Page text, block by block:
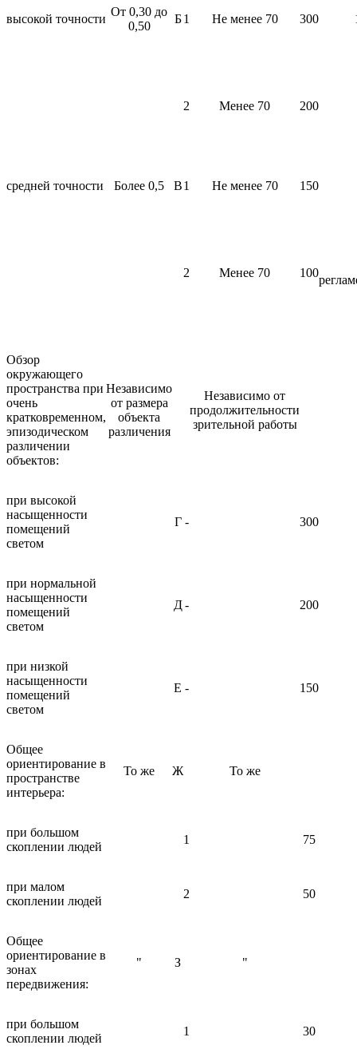
высокой точности
От 0,30 до
0,50
Б 1 Не менее 70 300
2 Менее 70 200
средней точности Более 0,5 В1 Не менее 70 150
2 Менее 70 100
Обзор
окружающего
пространства при
очень
кратковременном,
эпизодическом
различении
объектов:
Независимо
от размера
объекта
различения
Независимо от
продолжительности
зрительной работы
при высокой
насыщенности
помещений
светом
Г - 300
при нормальной
насыщенности
помещений
светом
Д - 200
при низкой
насыщенности
помещений
светом
Е - 150
Общее
ориентирование в
пространстве
интерьера:
То же Ж То же
при большом
скоплении людей
1 75
при малом
скоплении людей
2 50
Общее
ориентирование в
зонах
передвижения:
" З "
при большом
скоплении людей
1 30